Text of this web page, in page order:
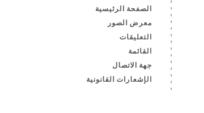
الصفحة الرئيسية
معرض الصور
التعليقات
القائمة
جهة الاتصال
الإشعارات القانونية